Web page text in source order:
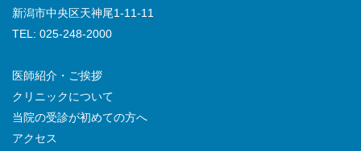
新潟市中央区天神尾1-11-11
TEL: 025-248-2000
医師紹介・ご挨拶
クリニックについて
当院の受診が初めての方へ
アクセス